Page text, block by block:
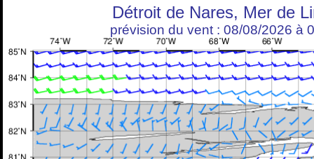
Détroit de Nares, Mer de
prévision du vent : 08/08/2026 à